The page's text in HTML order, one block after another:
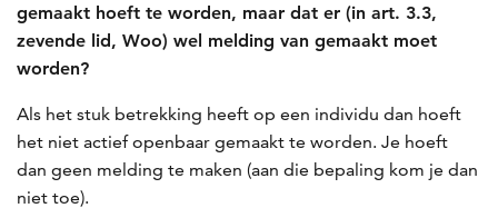
gemaakt hoeft te worden, maar dat er (in art. 3.3,
zevende lid, Woo) wel melding van gemaakt moet
worden?
Als het stuk betrekking heeft op een individu dan hoeft
het niet actief openbaar gemaakt te worden. Je hoeft
dan geen melding te maken (aan die bepaling kom je dan
niet toe).